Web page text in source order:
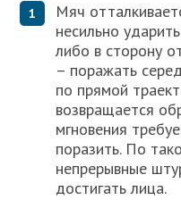
Мяч
несильно
либо в сторону
– поражать
по прямой
возвращается
мгновения
поразить. По
непрерывные
достигать лица.